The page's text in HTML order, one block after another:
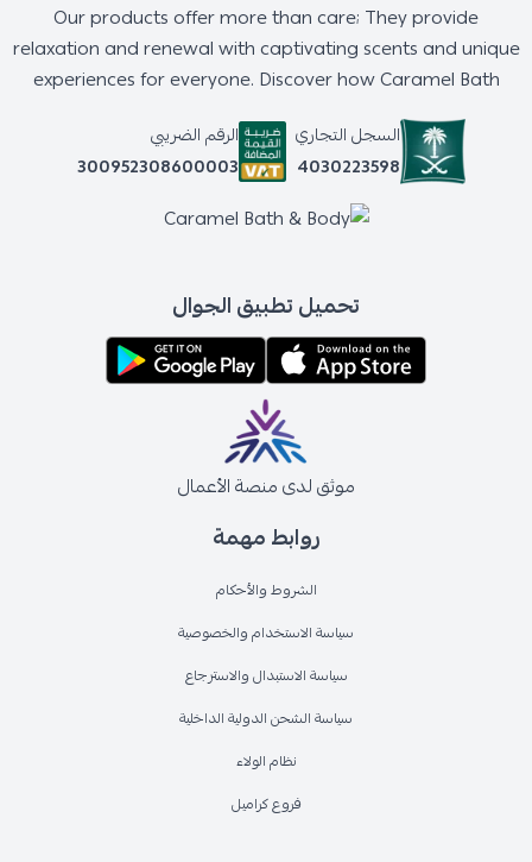
روابط مهمة
الشروط والأحكام
سياسة الاستخدام والخصوصية
سياسة الاستبدال والاسترجاع
سياسة الشحن الدولية الداخلية
نظام الولاء
فروع كراميل
Our products offer more than care; They provide
relaxation and renewal with captivating scents and unique
experiences for everyone. Discover how Caramel Bath
السجل التجاري
4030223598
الرقم الضريبي
300952308600003
تحميل تطبيق الجوال
موثق لدى منصة الأعمال